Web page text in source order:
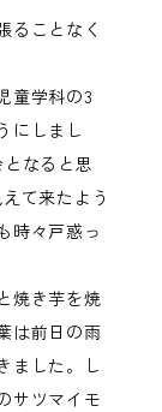
ることなく
童学科の3
にしまし
なると思
て来たよう
時々戸惑っ
焼き芋を焼
は前日の雨
ました。し
サツマイモ